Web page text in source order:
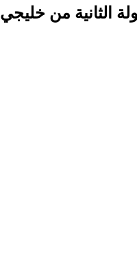
من خليجي 26.. والموعد